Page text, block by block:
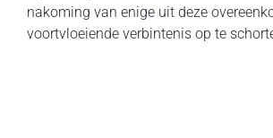
nakoming van enige uit deze
voortvloeiende verbintenis op te